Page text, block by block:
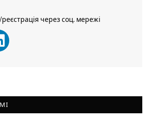
реєстрація через соц. мережі